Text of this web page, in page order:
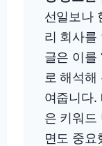
선일보나
리 회사를
글은 이를
로 해석
여줍니다.
은 키워드
면도 중요